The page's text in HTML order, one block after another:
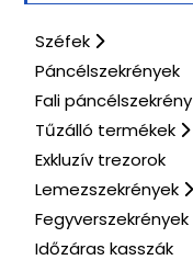
Széfek
Páncélszekrények
Fali páncélszekrény
Tűzálló termékek
Exkluzív trezorok
Lemezszekrények
Fegyverszekrények
Időzáras kasszák